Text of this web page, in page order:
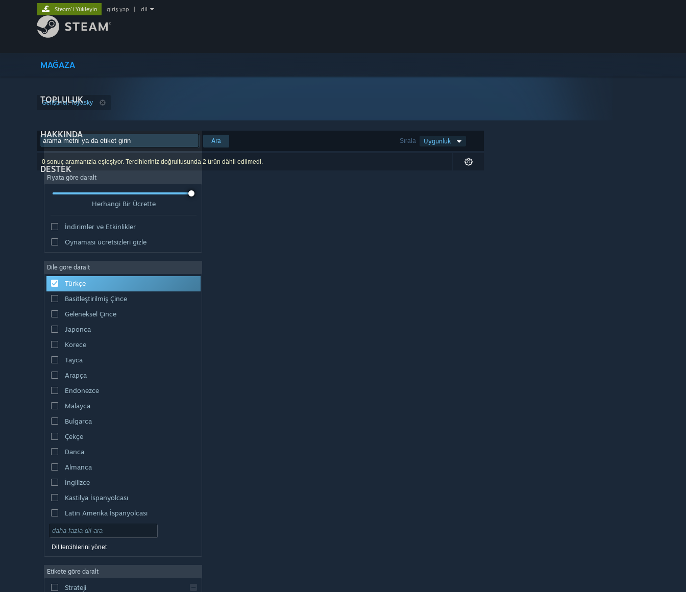
MAĞAZA
TOPLULUK
HAKKINDA
DESTEK
Steam'i Yükleyin giriş yap dil
Geliştirici: Toyasky
Sırala Uygunluk
Ara
0 sonuç aramanızla eşleşiyor. Tercihleriniz doğrultusunda 2 ürün dâhil edilmedi.
Fiyata göre daralt
Herhangi Bir Ücrette
İndirimler ve Etkinlikler
Oynaması ücretsizleri gizle
Dile göre daralt
Türkçe
Basitleştirilmiş Çince
Geleneksel Çince
Japonca
Korece
Tayca
Arapça
Endonezce
Malayca
Bulgarca
Çekçe
Danca
Almanca
İngilizce
Kastilya İspanyolcası
Latin Amerika İspanyolcası
Dil tercihlerini yönet
Etikete göre daralt
Strateji